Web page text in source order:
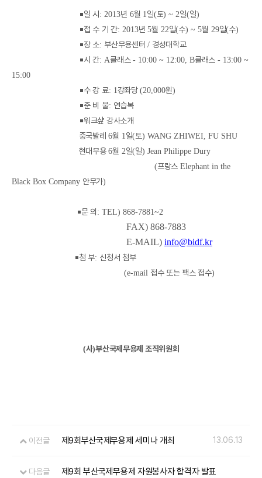
￭일 시 : 2013년 6월 1일( 토) ~ 2일(일)
￭접 수 기 간: 2013년5월 22일(수) ~ 5월 29일(수)
￭장 소: 부산무용센터/ 경성대학교
￭시 간: A클래스 - 10:00 ~ 12:00, B클래스 - 13:00 ~
15:00
￭수 강 료: 1강좌당(20,000원)
￭준 비 물: 연습복
￭워크샾 강사소개
중국발레6월 1일( 토) WANG ZHIWEI, FU SHU
현대무용6월 2일(일) Jean Philippe Dury
( 프랑스 Elephant in the
Black Box Company 안무가)
￭문 의 : TEL) 868-7881~2
FAX) 868-7883
E-MAIL) info@bidf.kr
￭첨 부: 신청서 첨부
(e-mail 접수 또는 팩스 접수)
(사)부산국제무용제 조직위원회
이전글 제9회부산국제무용제 세미나 개최 13.06.13
다음글 제9회 부산국제무용제 자원봉사자 합격자 발표